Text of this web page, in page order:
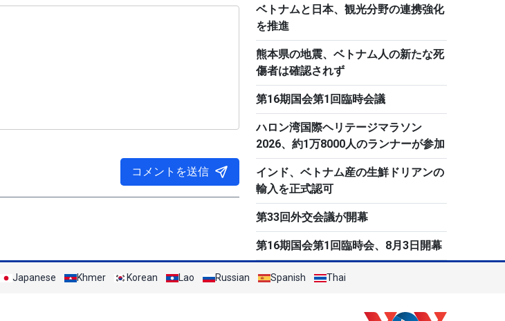
コメントを送信
ベトナムと日本、観光分野の連携強化
を推進
熊本県の地震、ベトナム人の新たな死
傷者は確認されず
第16期国会第1回臨時会議
ハロン湾国際ヘリテージマラソン
2026、約1万8000人のランナーが参加
インド、ベトナム産の生鮮ドリアンの
輸入を正式認可
第33回外交会議が開幕
第16期国会第1回臨時会、8月3日開幕
Japanese Khmer Korean Lao Russian Spanish Thai